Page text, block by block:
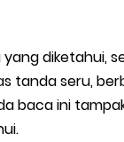
diketahui,
tanda seru,
baca ini